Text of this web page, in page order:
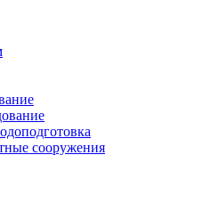
сооружения